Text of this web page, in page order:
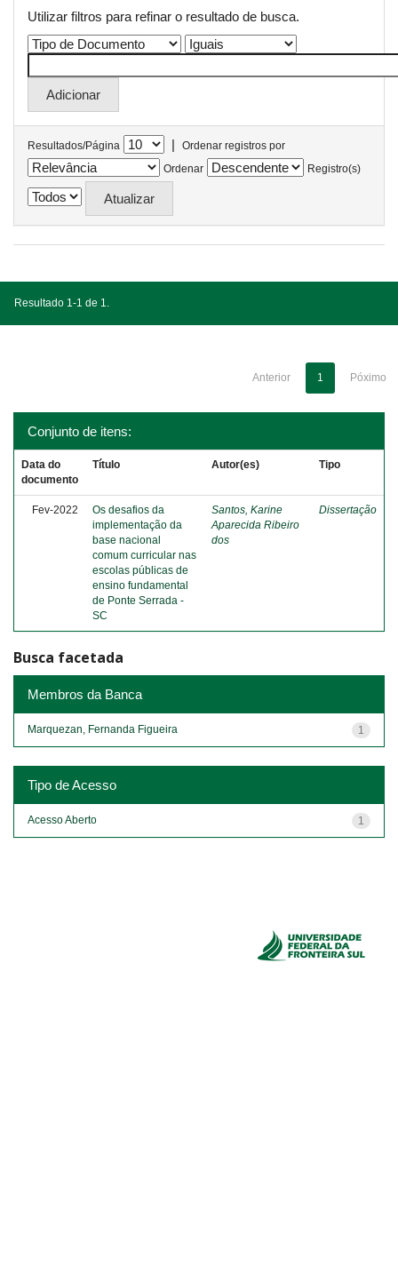
Utilizar filtros para refinar o resultado de busca.
Resultados/Página |
Ordenar registros por
Ordenar
Registro(s)
Resultado 1-1 de 1.
Anterior 1 Póximo
Conjunto de itens:
Data do
documento
Título Autor(es) Tipo
Fev-2022
Os desafios da
implementação da
base nacional
comum curricular nas
escolas públicas de
ensino fundamental
de Ponte Serrada -
SC
Santos, Karine
Aparecida Ribeiro
dos
Dissertação
Busca facetada
Membros da Banca
1
Marquezan, Fernanda Figueira
Tipo de Acesso
1
Acesso Aberto